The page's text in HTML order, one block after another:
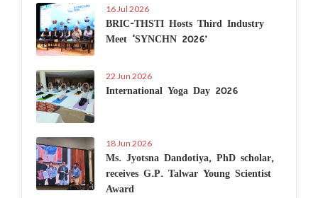
16 Jul 2026
BRIC-THSTI Hosts Third Industry
Meet ‘SYNCHN 2026’
22 Jun 2026
International Yoga Day 2026
18 Jun 2026
Ms. Jyotsna Dandotiya, PhD scholar,
receives G.P. Talwar Young Scientist
Award